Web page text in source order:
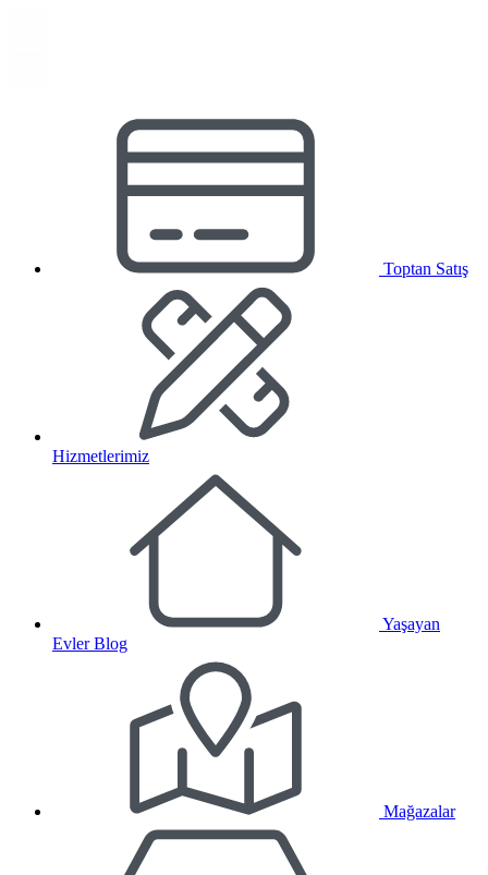
Toptan Satış
Hizmetlerimiz
Yaşayan
Evler Blog
Mağazalar